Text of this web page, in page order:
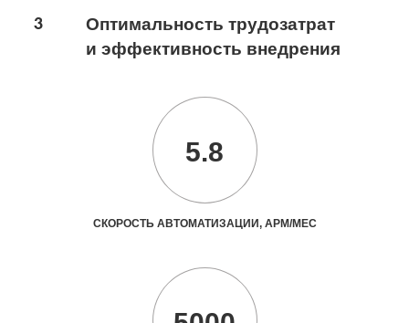
3
Оптимальность трудозатрат
и эффективность внедрения
5.8
СКОРОСТЬ АВТОМАТИЗАЦИИ, АРМ/МЕС